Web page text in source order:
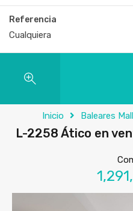
Referencia
Inicio Baleares
L-2258 Ático en